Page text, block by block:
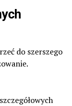
do szerszego